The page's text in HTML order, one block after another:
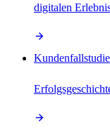
digitalen